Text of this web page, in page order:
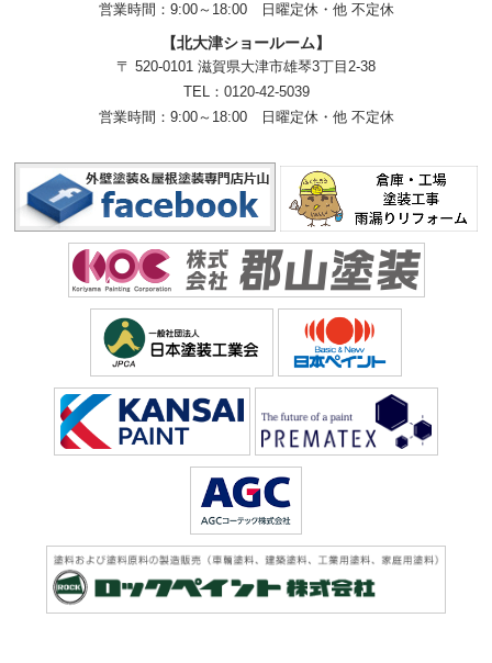
営業時間：9:00～18:00
日曜定休・他 不定休
【北大津ショールーム】
〒 520-0101 滋賀県大津市雄琴3丁目2-38
TEL： 0120-42-5039
営業時間：9:00～18:00
日曜定休・他 不定休